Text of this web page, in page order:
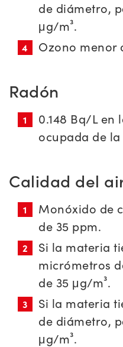
de diámetro,
μg/m³.
Ozono menor
Radón
0.148 Bq/L en
ocupada de la
Calidad del
Monóxido de
de 35 ppm.
Si la materia
micrómetros
de 35 μg/m³.
Si la materia
de diámetro,
μg/m³.